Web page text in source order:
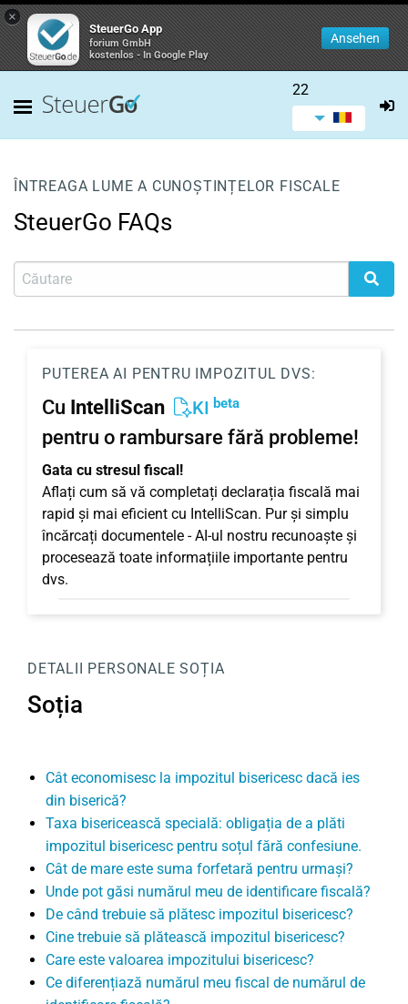
×
SteuerGo App
forium GmbH
kostenlos - In Google Play
Ansehen
22
ÎNTREAGA LUME A CUNOȘTINȚELOR FISCALE
SteuerGo FAQs
PUTEREA AI PENTRU IMPOZITUL DVS:
Cu IntelliScan KI beta
pentru o rambursare fără probleme!
Gata cu stresul fiscal!
Aflați cum să vă completați declarația fiscală mai
rapid și mai eficient cu IntelliScan. Pur și simplu
încărcați documentele - AI-ul nostru recunoaște și
procesează toate informațiile importante pentru
dvs.
DETALII PERSONALE SOȚIA
Soția
Cât economisesc la impozitul bisericesc dacă ies
din biserică?
Taxa bisericească specială: obligația de a plăti
impozitul bisericesc pentru soțul fără confesiune.
Cât de mare este suma forfetară pentru urmași?
Unde pot găsi numărul meu de identificare fiscală?
De când trebuie să plătesc impozitul bisericesc?
Cine trebuie să plătească impozitul bisericesc?
Care este valoarea impozitului bisericesc?
Ce diferențiază numărul meu fiscal de numărul de